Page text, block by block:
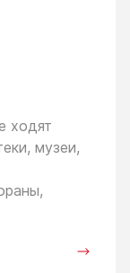
ходят
музеи,